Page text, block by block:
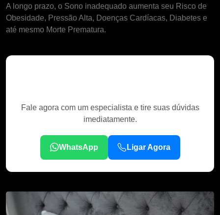
A longo prazo, o Sono inadequado aumenta seu Risco de
Obesidade, Pressão Alta, Doenças Cardíacas, Diabetes e
até mesmo Morte Prematura.
Fale agora com um especialista e tire suas dúvidas
imediatamente.
WhatsApp Ligar Agora